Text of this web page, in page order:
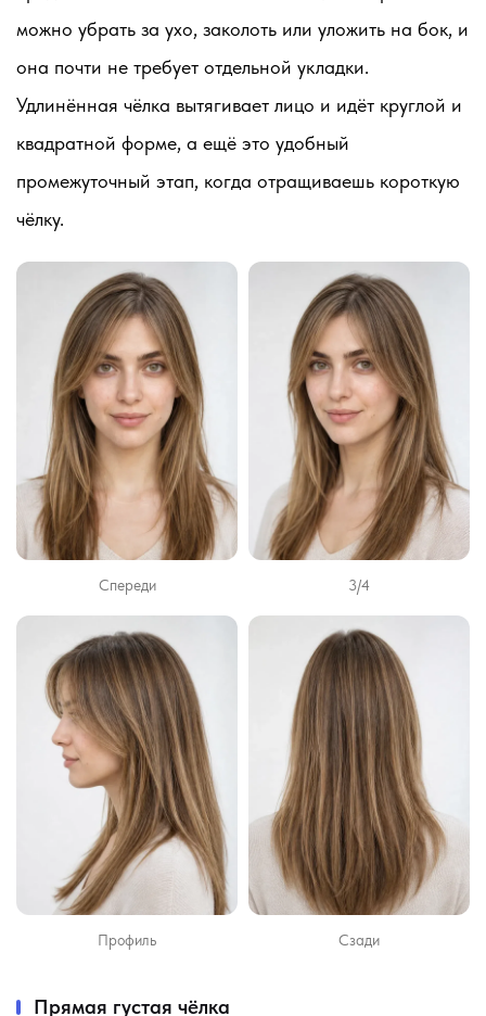
можно убрать за ухо, заколоть или уложить на бок, и
она почти не требует отдельной укладки.
Удлинённая чёлка вытягивает лицо и идёт круглой и
квадратной форме, а ещё это удобный
промежуточный этап, когда отращиваешь короткую
чёлку.
Спереди 3/4
Профиль Сзади
Прямая густая чёлка